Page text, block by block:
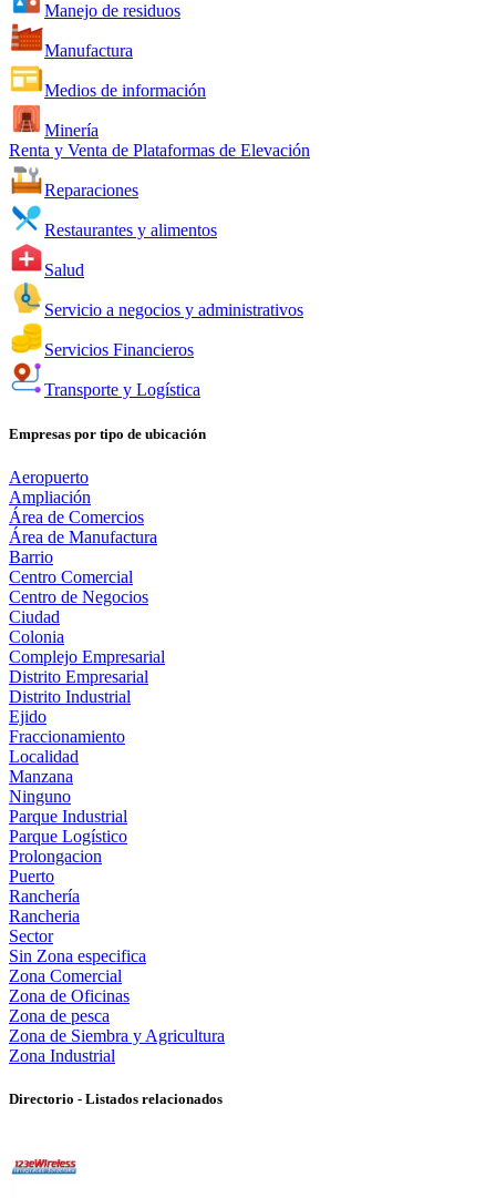
Manejo de residuos
Manufactura
Medios de información
Minería
Renta y Venta de Plataformas de Elevación
Reparaciones
Restaurantes y alimentos
Salud
Servicio a negocios y administrativos
Servicios Financieros
Transporte y Logística
Empresas por tipo de ubicación
Aeropuerto
Ampliación
Área de Comercios
Área de Manufactura
Barrio
Centro Comercial
Centro de Negocios
Ciudad
Colonia
Complejo Empresarial
Distrito Empresarial
Distrito Industrial
Ejido
Fraccionamiento
Localidad
Manzana
Ninguno
Parque Industrial
Parque Logístico
Prolongacion
Puerto
Ranchería
Rancheria
Sector
Sin Zona especifica
Zona Comercial
Zona de Oficinas
Zona de pesca
Zona de Siembra y Agricultura
Zona Industrial
Directorio - Listados relacionados